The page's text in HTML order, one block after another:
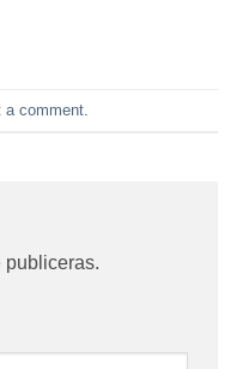
a comment
publiceras.